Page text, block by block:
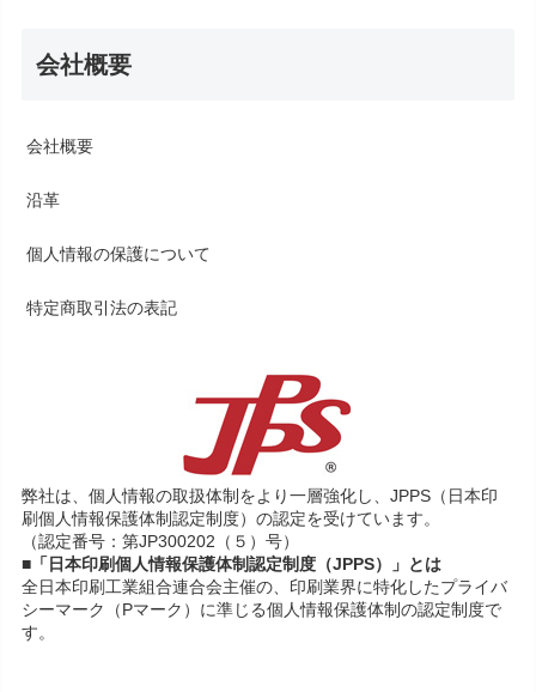
会社概要
会社概要
沿革
個人情報の保護について
特定商取引法の表記
弊社は、個人情報の取扱体制をより一層強化し、JPPS（日本印
刷個人情報保護体制認定制度）の認定を受けています。
（認定番号：第JP300202（５）号）
■「日本印刷個人情報保護体制認定制度（JPPS）」とは
全日本印刷工業組合連合会主催の、印刷業界に特化したプライバ
シーマーク（Pマーク）に準じる個人情報保護体制の認定制度で
す。